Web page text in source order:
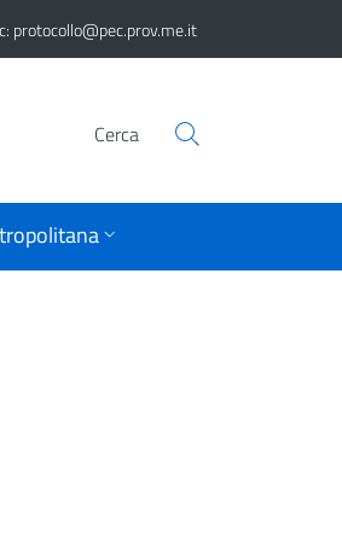
protocollo@pec.prov.me.it
Cerca